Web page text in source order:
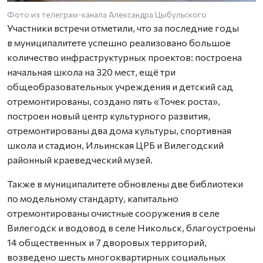
Фото из телеграм-канала Александра Цыбульского
Участники встречи отметили, что за последние годы
в муниципалитете успешно реализовано большое
количество инфраструктурных проектов: построена
начальная школа на 320 мест, ещё три
общеобразовательных учреждения и детский сад
отремонтированы, создано пять «Точек роста»,
построен новый центр культурного развития,
отремонтированы два дома культуры, спортивная
школа и стадион, Ильинская ЦРБ и Вилегодский
районный краеведческий музей.
Также в муниципалитете обновлены две библиотеки
по модельному стандарту, капитально
отремонтированы очистные сооружения в селе
Вилегодск и водовод в селе Никольск, благоустроены
14 общественных и 7 дворовых территорий,
возведено шесть многоквартирных социальных